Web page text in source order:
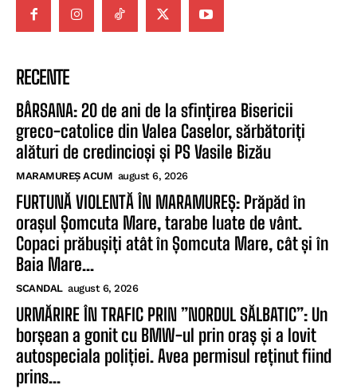
RECENTE
BÂRSANA: 20 de ani de la sfințirea Bisericii
greco-catolice din Valea Caselor, sărbătoriți
alături de credincioși și PS Vasile Bizău
MARAMUREȘ ACUM august 6, 2026
FURTUNĂ VIOLENTĂ ÎN MARAMUREȘ: Prăpăd în
orașul Șomcuta Mare, tarabe luate de vânt.
Copaci prăbușiți atât în Șomcuta Mare, cât și în
Baia Mare...
SCANDAL august 6, 2026
URMĂRIRE ÎN TRAFIC PRIN ”NORDUL SĂLBATIC”: Un
borșean a gonit cu BMW-ul prin oraș și a lovit
autospeciala poliției. Avea permisul reținut fiind
prins...